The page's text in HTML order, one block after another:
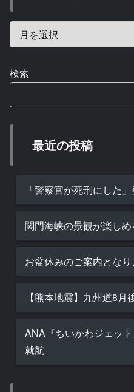
検索
最近の投稿
「警察官が死刑にした
関門海峡の景観が楽し
お盆休みのご案内となり
【熊本地震】九州道8月
ANA『ちいかわジェッ
就航